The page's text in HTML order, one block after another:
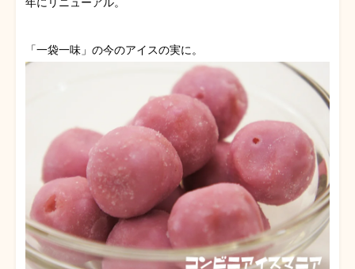
「一袋一味」の今のアイスの実に。